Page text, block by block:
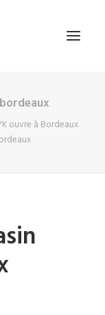
ouvre à Bordeaux